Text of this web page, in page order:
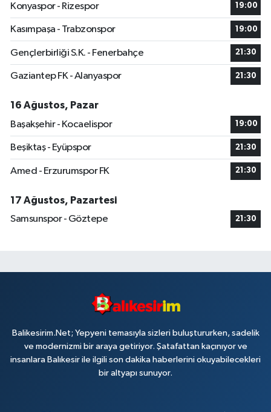
Konyaspor - Rizespor
19:00
Kasımpaşa - Trabzonspor 19:00
Gençlerbirliği S.K. - Fenerbahçe 21:30
Gaziantep FK - Alanyaspor 21:30
16 Ağustos, Pazar
Başakşehir - Kocaelispor
19:00
Beşiktaş - Eyüpspor 21:30
Amed - Erzurumspor FK 21:30
17 Ağustos, Pazartesi
Samsunspor - Göztepe
21:30
Balikesirim.Net; Yepyeni temasıyla sizleri buluştururken, sadelik
ve modernizmi bir araya getiriyor. Şatafattan kaçınıyor ve
insanlara Balıkesir ile ilgili son dakika haberlerini okuyabilecekleri
bir altyapı sunuyor.